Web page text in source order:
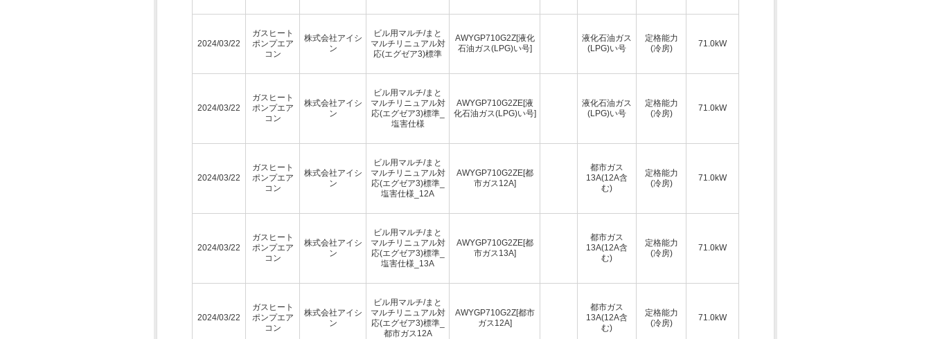
2024/03/22
ガスヒート
ポンプエア
コン
株式会社アイシ
ン
ビル用マルチ/まと
マルチリニュアル対
応(エグゼア3)標準
AWYGP710G2Z[液化
石油ガス(LPG)い号]
液化石油ガス
(LPG)い号
定格能力
(冷房)
71.0kW
2024/03/22
ガスヒート
ポンプエア
コン
株式会社アイシ
ン
ビル用マルチ/まと
マルチリニュアル対
応(エグゼア3)標準_
塩害仕様
AWYGP710G2ZE[液
化石油ガス(LPG)い号]
液化石油ガス
(LPG)い号
定格能力
(冷房)
71.0kW
2024/03/22
ガスヒート
ポンプエア
コン
株式会社アイシ
ン
ビル用マルチ/まと
マルチリニュアル対
応(エグゼア3)標準_
塩害仕様_12A
AWYGP710G2ZE[都
市ガス12A]
都市ガス
13A(12A含
む)
定格能力
(冷房)
71.0kW
2024/03/22
ガスヒート
ポンプエア
コン
株式会社アイシ
ン
ビル用マルチ/まと
マルチリニュアル対
応(エグゼア3)標準_
塩害仕様_13A
AWYGP710G2ZE[都
市ガス13A]
都市ガス
13A(12A含
む)
定格能力
(冷房)
71.0kW
2024/03/22
ガスヒート
ポンプエア
コン
株式会社アイシ
ン
ビル用マルチ/まと
マルチリニュアル対
応(エグゼア3)標準_
都市ガス12A
AWYGP710G2Z[都市
ガス12A]
都市ガス
13A(12A含
む)
定格能力
(冷房)
71.0kW